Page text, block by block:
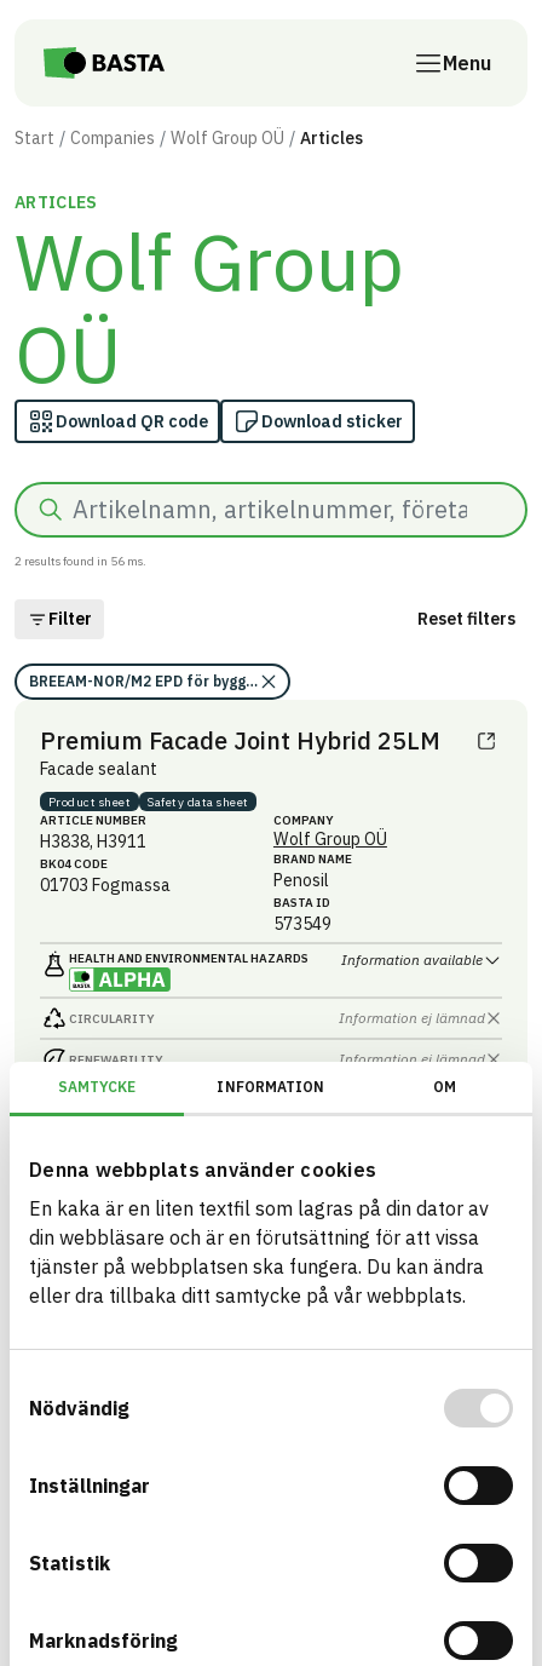
SAMTYCKE INFORMATION OM
Denna webbplats använder cookies
En kaka är en liten textfil som lagras på din dator av
din webbläsare och är en förutsättning för att vissa
tjänster på webbplatsen ska fungera. Du kan ändra
eller dra tillbaka ditt samtycke på vår webbplats.
Nödvändig
Inställningar
Statistik
Marknadsföring
Menu
Start Companies Wolf Group OÜ Articles
ARTICLES
Wolf Group
OÜ
Download QR code Download sticker
Search
2 results found in 56 ms.
Filter Reset filters
BREEAM-NOR/M2 EPD för byggprodukter (1 poäng)
Premium Facade Joint Hybrid 25LM
Facade sealant
Product sheet
Safety data sheet
ARTICLE NUMBER
H3838, H3911
BK04 CODE
01703 Fogmassa
COMPANY
Wolf Group OÜ
BRAND NAME
Penosil
BASTA ID
573549
HEALTH AND ENVIRONMENTAL HAZARDS Information available
CIRCULARITY Information ej lämnad
RENEWABILITY Information ej lämnad
Premium PU Sealant LM
sealant
EPU0058, EPU0064
01703 Fogmassa
Wolf Group OÜ
Information available
RENEWABILITY Information ej lämnad
EMISSIONS AND TESTS Information ej lämnad